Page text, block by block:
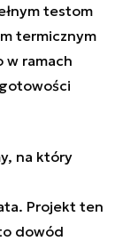
testom
termicznym
w ramach
na który
Projekt ten
dowód